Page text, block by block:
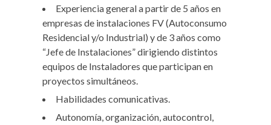
Experiencia general a partir de 5 años en
empresas de instalaciones FV (Autoconsumo
Residencial y/o Industrial) y de 3 años como
“Jefe de Instalaciones” dirigiendo distintos
equipos de Instaladores que participan en
proyectos simultáneos.
Habilidades comunicativas.
Autonomía, organización, autocontrol,